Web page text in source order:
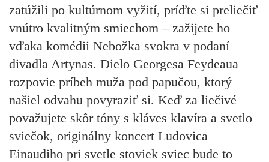
zatúžili po kultúrnom vyžití, príďte si preliečiť
vnútro kvalitným smiechom – zažijete ho
vďaka komédii Nebožka svokra v podaní
divadla Artynas. Dielo Georgesa Feydeaua
rozpovie príbeh muža pod papučou, ktorý
našiel odvahu povyraziť si. Keď za liečivé
považujete skôr tóny s kláves klavíra a svetlo
sviečok, originálny koncert Ludovica
Einaudiho pri svetle stoviek sviec bude to